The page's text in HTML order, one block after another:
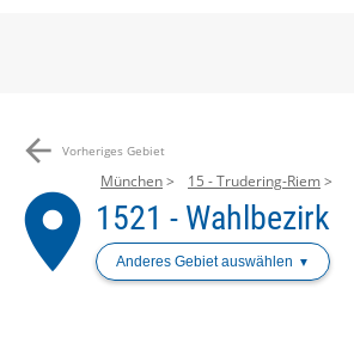
arrow_back Vorheriges Gebiet
place
München 15 - Trudering-Riem
1521 - Wahlbezirk
Anderes Gebiet auswählen